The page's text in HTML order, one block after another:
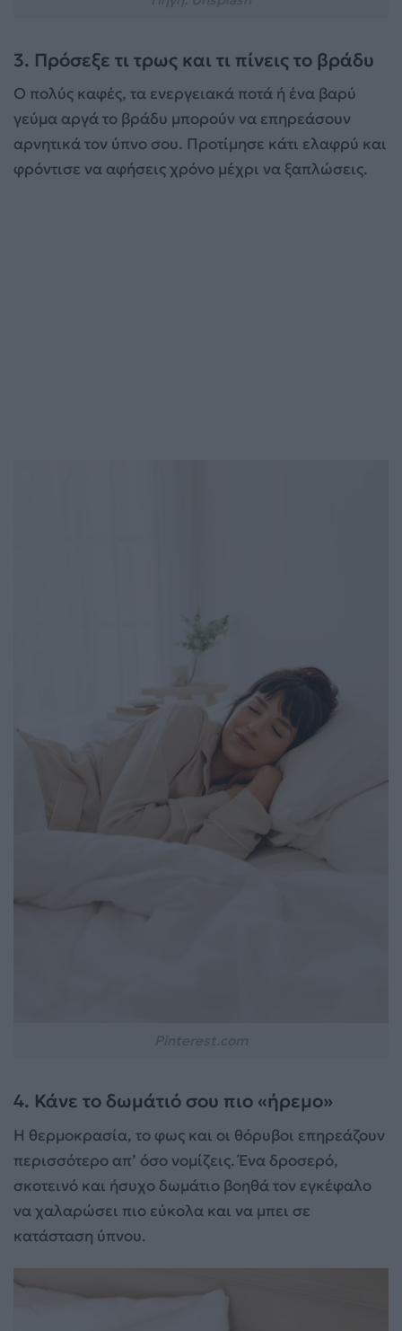
3. Πρόσεξε τι τρως και τι πίνεις το βράδυ
Ο πολύς καφές, τα ενεργειακά ποτά ή ένα βαρύ
γεύμα αργά το βράδυ μπορούν να επηρεάσουν
αρνητικά τον ύπνο σου. Προτίμησε κάτι ελαφρύ και
φρόντισε να αφήσεις χρόνο μέχρι να ξαπλώσεις.
4. Κάνε το δωμάτιό σου πιο «ήρεμο»
Η θερμοκρασία, το φως και οι θόρυβοι επηρεάζουν
περισσότερο απ’ όσο νομίζεις. Ένα δροσερό,
σκοτεινό και ήσυχο δωμάτιο βοηθά τον εγκέφαλο
να χαλαρώσει πιο εύκολα και να μπει σε
κατάσταση ύπνου.